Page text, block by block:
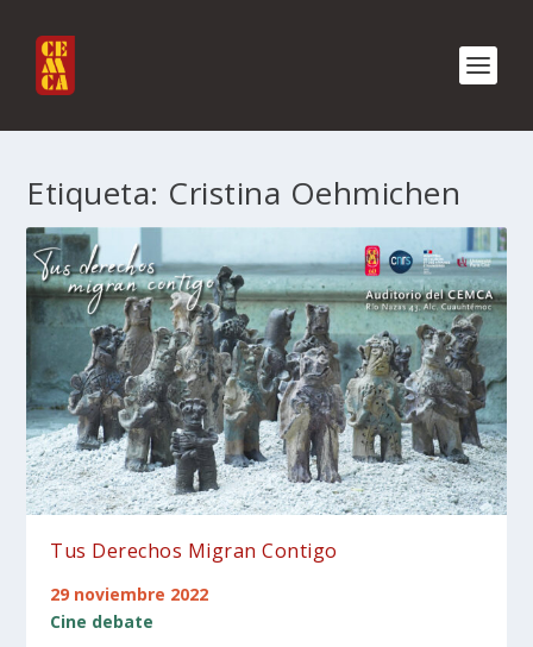
Etiqueta: Cristina Oehmichen
Tus Derechos Migran Contigo
29 noviembre 2022
Cine debate